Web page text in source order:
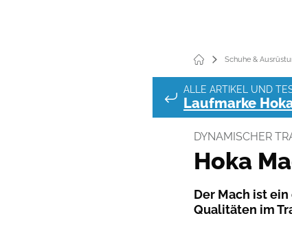
Schuhe &
ALLE ARTIKEL UND
Laufmarke
DYNAMISCHER
Hoka
Der Mach ist
Qualitäten im